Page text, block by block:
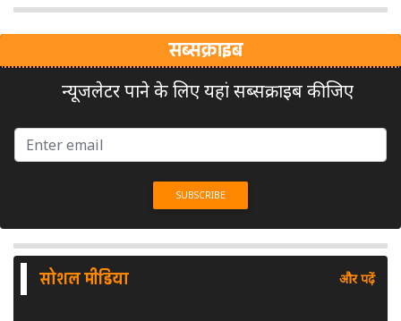
सब्सक्राइब
न्यूजलेटर पाने के लिए यहां सब्सक्राइब कीजिए
सोशल मीडिया और पढ़ें